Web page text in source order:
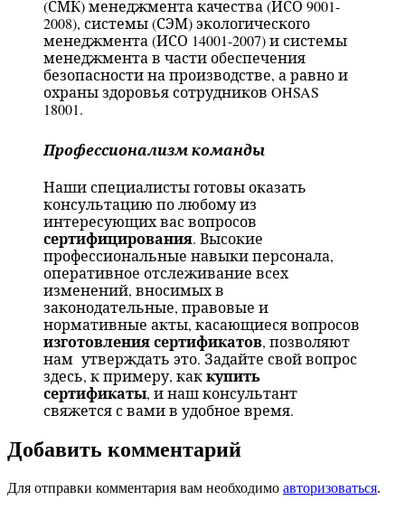
(СМК) менеджмента качества (ИСО 9001-
2008), системы (СЭМ) экологического
менеджмента (ИСО 14001-2007) и системы
менеджмента в части обеспечения
безопасности на производстве, а равно и
охраны здоровья сотрудников OHSAS
18001.
Профессионализм команды
Наши специалисты готовы оказать
консультацию по любому из
интересующих вас вопросов
сертифицирования. Высокие
профессиональные навыки персонала,
оперативное отслеживание всех
изменений, вносимых в
законодательные, правовые и
нормативные акты, касающиеся вопросов
изготовления сертификатов, позволяют
нам утверждать это. Задайте свой вопрос
здесь, к примеру, каккупить
сертификаты, и наш консультант
свяжется с вами в удобное время.
Добавить комментарий
Для отправки комментария вам необходимо авторизоваться.